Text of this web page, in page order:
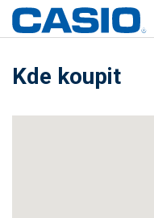
Kde koupit